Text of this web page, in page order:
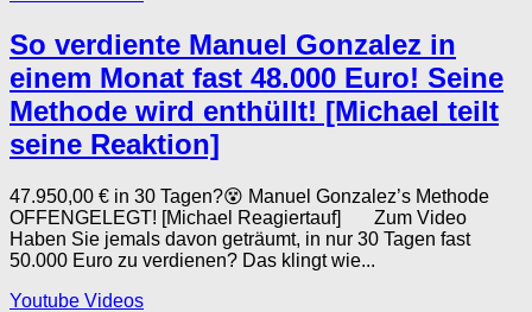
So verdiente Manuel Gonzalez in
einem Monat fast 48.000 Euro! Seine
Methode wird enthüllt! [Michael teilt
seine Reaktion]
47.950,00 € in 30 Tagen?😵 Manuel Gonzalez’s Methode
OFFENGELEGT! [Michael Reagiertauf] Zum Video
Haben Sie jemals davon geträumt, in nur 30 Tagen fast
50.000 Euro zu verdienen? Das klingt wie...
Youtube Videos